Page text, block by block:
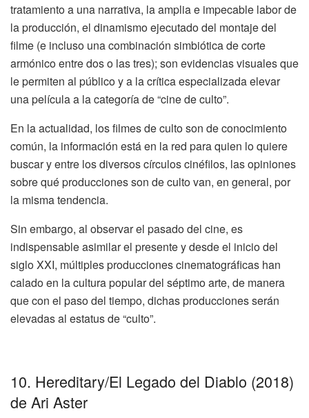
tratamiento a una narrativa, la amplia e impecable labor de
la producción, el dinamismo ejecutado del montaje del
filme (e incluso una combinación simbiótica de corte
armónico entre dos o las tres); son evidencias visuales que
le permiten al públicoy a lacríticaespecializada elevar
una película a la categoría de “cine de culto”.
En la actualidad, los filmes de culto son de conocimiento
común, la información estáen la red para quien lo quiere
buscar y entre los diversos círculoscinéfilos, las opiniones
sobre qué producciones son de cultovan, en general, por
la misma tendencia.
Sin embargo, al observar el pasado del cine, es
indispensable asimilar el presente y desde el inicio del
siglo XXI, múltiples producciones cinematográficas han
calado en la cultura popular del séptimo arte, de manera
que con el paso del tiempo, dichas producciones serán
elevadas al estatus de “culto”.
10. Hereditary/El Legado del Diablo (2018)
de Ari Aster